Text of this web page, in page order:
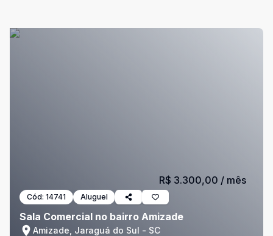
Cód: 14741 Aluguel
Sala Comercial no bairro Amizade
Amizade, Jaraguá do Sul - SC
R$ 3.300,00 / mês